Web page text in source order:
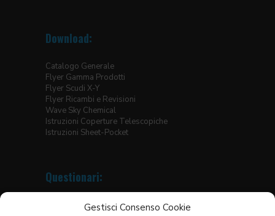
Gestisci Consenso Cookie
Download:
Catalogo Generale
Flyer Gamma Prodotti
Flyer Scudi X-Y
Flyer Ricambi e Revisioni
Wave Sky Chemical
Istruzioni Coperture Telescopiche
Istruzioni Sheet-Pocket
Questionari:
Coperture Telescopiche